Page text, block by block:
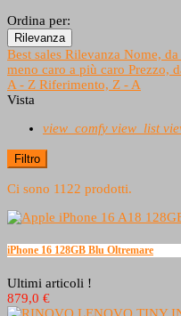
Ordina per:
Rilevanza
Best sales Rilevanza Nome, da
meno caro a più caro Prezzo,
A - Z Riferimento, Z - A
Vista
view_comfy view_list
Filtro
Ci sono 1122 prodotti.
iPhone 16 128GB Blu Oltremare
Ultimi articoli !
879,0 €